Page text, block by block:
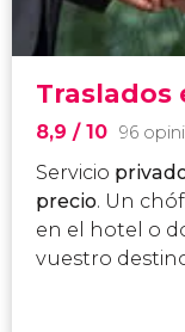
Traslados
8,9 / 10 96
Servicio
precio. Un
en el hotel o
vuestro